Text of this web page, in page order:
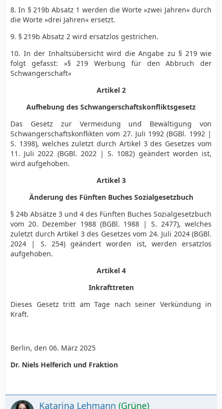
8. In § 219b Absatz 1 werden die Worte »zwei Jahren« durch
die Worte »drei Jahren« ersetzt.
9. § 219b Absatz 2 wird ersatzlos gestrichen.
10. In der Inhaltsübersicht wird die Angabe zu § 219 wie
folgt gefasst: »§ 219 Werbung für den Abbruch der
Schwangerschaft«
Artikel 2
Aufhebung des Schwangerschaftskonfliktsgesetz
Das Gesetz zur Vermeidung und Bewältigung von
Schwangerschaftskonflikten vom 27. Juli 1992 (BGBl. 1992 |
S. 1398), welches zuletzt durch Artikel 3 des Gesetzes vom
11. Juli 2022 (BGBl. 2022 | S. 1082) geändert worden ist,
wird aufgehoben.
Artikel 3
Änderung des Fünften Buches Sozialgesetzbuch
§ 24b Absätze 3 und 4 des Fünften Buches Sozialgesetzbuch
vom 20. Dezember 1988 (BGBl. 1988 | S. 2477), welches
zuletzt durch Artikel 3 des Gesetzes vom 24. Juli 2024 (BGBl.
2024 | S. 254) geändert worden ist, werden ersatzlos
aufgehoben.
Artikel 4
Inkrafttreten
Dieses Gesetz tritt am Tage nach seiner Verkündung in
Kraft.
Berlin, den 06. März 2025
Dr. Niels Helferich und Fraktion
Katarina Lehmann (Grüne)